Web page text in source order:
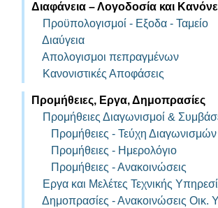
Διαφάνεια – Λογοδοσία και
Προϋπολογισμοί - Eξοδα - Ταμείο
Διαύγεια
Απολογισμοι πεπραγμένων
Κανονιστικές Αποφάσεις
Προμήθειες, Εργα, Δημοπρασίες
Προμήθειες Διαγωνισμοί &
Προμήθειες - Τεύχη Διαγωνισμών
Προμήθειες - Ημερολόγιο
Προμήθειες - Ανακοινώσεις
Εργα και Μελέτες Τεχνικής
Δημοπρασίες - Ανακοινώσεις Οικ.